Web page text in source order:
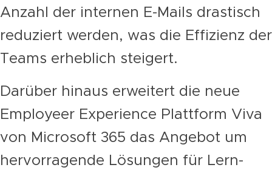
Anzahl der internen E-Mails drastisch
reduziert werden, was die Effizienz der
Teams erheblich steigert.
Darüber hinaus erweitert die neue
Employeer Experience Plattform Viva
von Microsoft 365 das Angebot um
hervorragende Lösungen für Lern-